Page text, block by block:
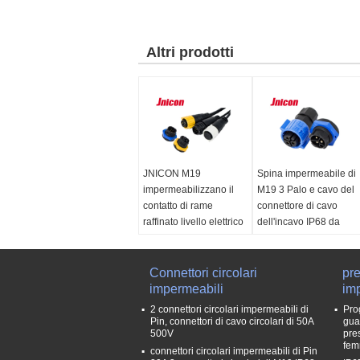
Altri prodotti
JNICON M19
impermeabilizzano il
contatto di rame
raffinato livello elettrico
Nome del prodotto:
Incavo impermeabile
della spina
marca:JNICON
Corrente nominale:
20A
Spina impermeabile di
M19 3 Palo e cavo del
connettore di cavo
dell'incavo IP68 da
Nome del prodotto:
Incavo impermeabile
della spina
Tensione di esercizio:
Corrente nominale:
Connettori circolari
impermeabili
2 connettori circolari impermeabili di
Pin, connettori di cavo circolari di 50A
500V
connettori circolari impermeabili di Pin